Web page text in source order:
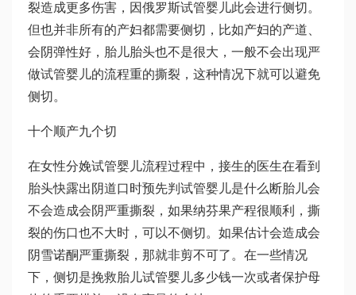
裂造成更多伤害，因俄罗斯试管婴儿此会进行侧切。
但也并非所有的产妇都需要侧切，比如产妇的产道、
会阴弹性好，胎儿胎头也不是很大，一般不会出现严
做试管婴儿的流程重的撕裂，这种情况下就可以避免
侧切。
十个顺产九个切
在女性分娩试管婴儿流程过程中，接生的医生在看到
胎头快露出阴道口时预先判 试管婴儿是什么断胎儿会
不会造成会阴严重撕裂，如果纳芬果产程很顺利，撕
裂的伤口也不大时，可以不侧切。如果估计会造成会
阴雪诺酮严重撕裂，那就非剪不可了。在一些情况
下，侧切是挽救胎儿试管婴儿多少钱一次或者保护母